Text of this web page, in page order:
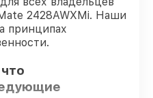
2428AWXMi. Наши
принципах